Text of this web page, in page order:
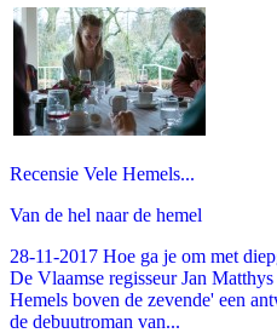
Recensie Vele Hemels...
Van de hel naar de hemel
28-11-2017 Hoe ga je om met
De Vlaamse regisseur Jan
Hemels boven de zevende' een
de debuutroman van...